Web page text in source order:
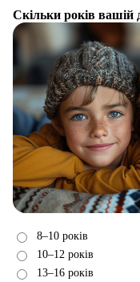
Скільки років вашій
8–10 років
10–12 років
13–16 років